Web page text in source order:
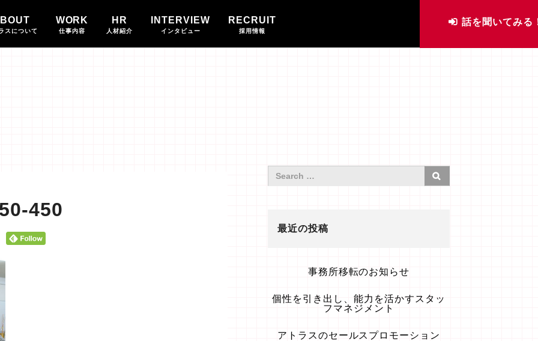
スについて
WORK
仕事内容
HR
人材紹介
INTERVIEW
インタビュー
RECRUIT
採用情報
話を聞いてみる
450
最近の投稿
事務所移転のお知らせ
個性を引き出し、能力を活かすスタッ
フマネジメント
アトラスのセールスプロモーション